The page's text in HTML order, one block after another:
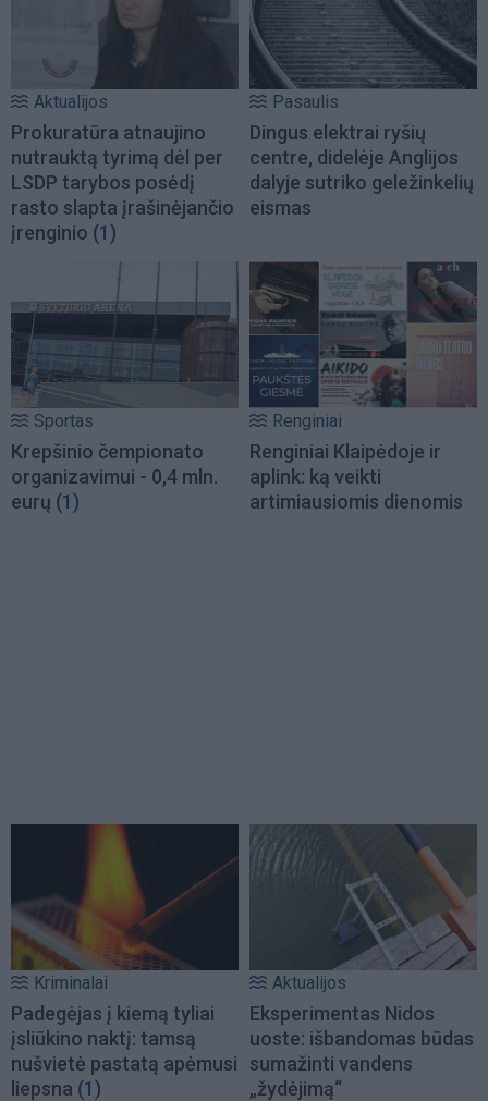
Aktualijos
Prokuratūra atnaujino
nutrauktą tyrimą dėl per
LSDP tarybos posėdį
rasto slapta įrašinėjančio
įrenginio (1)
Pasaulis
Dingus elektrai ryšių
centre, didelėje Anglijos
dalyje sutriko geležinkelių
eismas
Sportas
Krepšinio čempionato
organizavimui - 0,4 mln.
eurų (1)
Renginiai
Renginiai Klaipėdoje ir
aplink: ką veikti
artimiausiomis dienomis
Kriminalai
Padegėjas į kiemą tyliai
įsliūkino naktį: tamsą
nušvietė pastatą apėmusi
liepsna (1)
Aktualijos
Eksperimentas Nidos
uoste: išbandomas būdas
sumažinti vandens
„žydėjimą“